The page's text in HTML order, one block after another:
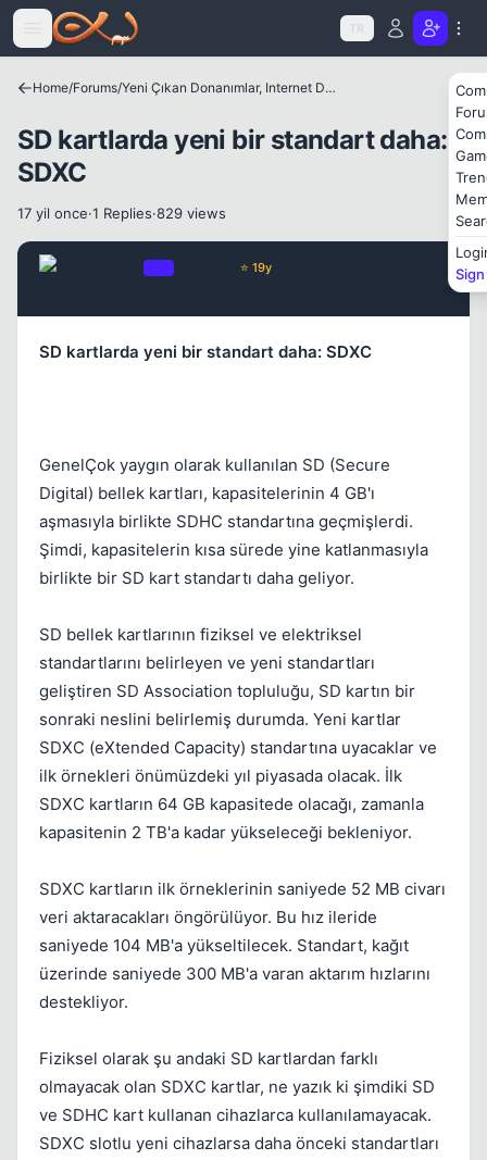
Icerige atla
TR
Home/Forums/ Yeni Çıkan Donanımlar, Internet Dünyası ve Benzer Konular
SD kartlarda yeni bir standart daha:
SDXC
17 yil once·1 Replies·829 views
⭐ 19y
SD kartlarda yeni bir standart daha: SDXC
GenelÇok yaygın olarak kullanılan SD (Secure
Digital) bellek kartları, kapasitelerinin 4 GB'ı
aşmasıyla birlikte SDHC standartına geçmişlerdi.
Şimdi, kapasitelerin kısa sürede yine katlanmasıyla
birlikte bir SD kart standartı daha geliyor.
SD bellek kartlarının fiziksel ve elektriksel
standartlarını belirleyen ve yeni standartları
geliştiren SD Association topluluğu, SD kartın bir
sonraki neslini belirlemiş durumda. Yeni kartlar
SDXC (eXtended Capacity) standartına uyacaklar ve
ilk örnekleri önümüzdeki yıl piyasada olacak. İlk
SDXC kartların 64 GB kapasitede olacağı, zamanla
kapasitenin 2 TB'a kadar yükseleceği bekleniyor.
SDXC kartların ilk örneklerinin saniyede 52 MB civarı
veri aktaracakları öngörülüyor. Bu hız ileride
saniyede 104 MB'a yükseltilecek. Standart, kağıt
üzerinde saniyede 300 MB'a varan aktarım hızlarını
destekliyor.
Fiziksel olarak şu andaki SD kartlardan farklı
olmayacak olan SDXC kartlar, ne yazık ki şimdiki SD
ve SDHC kart kullanan cihazlarca kullanılamayacak.
SDXC slotlu yeni cihazlarsa daha önceki standartları
Kapat